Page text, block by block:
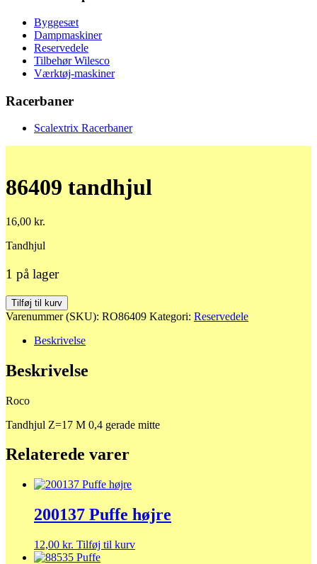
Byggesæt
Dampmaskiner
Reservedele
Tilbehør Wilesco
Værktøj-maskiner
Racerbaner
Scalextrix Racerbaner
86409 tandhjul
16,00 kr.
Tandhjul
1 på lager
86409
tandhjul
Tilføj til kurv
Varenummer (SKU): RO86409 Kategori: Reservedele
Beskrivelse
Beskrivelse
Roco
Tandhjul Z=17 M 0,4 gerade mitte
Relaterede varer
200137 Puffe højre
12,00 kr. Tilføj til kurv